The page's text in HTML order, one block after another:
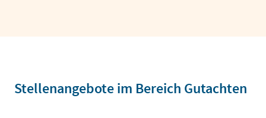
Stellenangebote im Bereich Gutachten